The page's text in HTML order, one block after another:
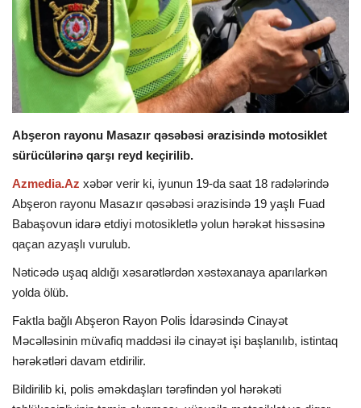
İDMAN
DÜNYA
MARAQLI
SAĞLAMLIQ
ŞOU BİZNES
MÜSAHİBƏ
Abşeron rayonu Masazır qəsəbəsi ərazisində motosiklet
sürücülərinə qarşı reyd keçirilib.
Azmedia.Az xəbər verir ki, iyunun 19-da saat 18 radələrində
Abşeron rayonu Masazır qəsəbəsi ərazisində 19 yaşlı Fuad
Babaşovun idarə etdiyi motosikletlə yolun hərəkət hissəsinə
qaçan azyaşlı vurulub.
Nəticədə uşaq aldığı xəsarətlərdən xəstəxanaya aparılarkən
yolda ölüb.
Faktla bağlı Abşeron Rayon Polis İdarəsində Cinayət
Məcəlləsinin müvafiq maddəsi ilə cinayət işi başlanılıb, istintaq
hərəkətləri davam etdirilir.
Bildirilib ki, polis əməkdaşları tərəfindən yol hərəkəti